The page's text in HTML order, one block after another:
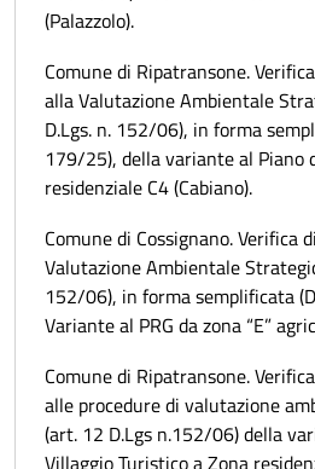
(Palazzolo).
Comune di Ripatransone.
alla Valutazione Ambientale
D.Lgs. n. 152/06), in forma
179/25), della variante al Piano
residenziale C4 (Cabiano).
Comune di Cossignano. Verifica
Valutazione Ambientale
152/06), in forma semplificata
Variante al PRG da zona “E”
Comune di Ripatransone.
alle procedure di valutazione
(art. 12 D.Lgs n.152/06) della
Villaggio Turistico a Zona